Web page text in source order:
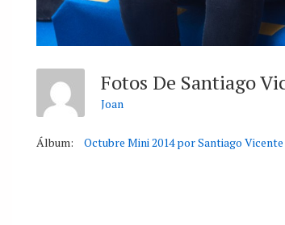
Fotos De Santiago
Joan
Álbum: Octubre Mini 2014 por Santiago